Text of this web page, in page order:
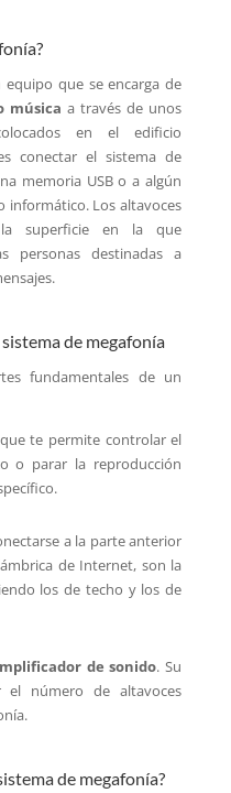
equipo que se encarga de
música a través de unos
en el edificio
conectar el sistema de
memoria USB o a algún
informático. Los altavoces
superficie en la que
personas destinadas a
de megafonía
fundamentales de un
te permite controlar el
o parar la reproducción
a la parte anterior
de Internet, son la
los de techo y los de
de sonido. Su
el número de altavoces
de megafonía?